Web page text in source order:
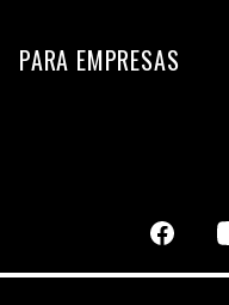
PARA EMPRESAS